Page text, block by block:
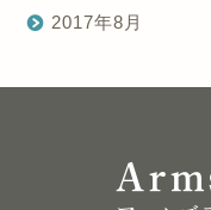
2017年8月